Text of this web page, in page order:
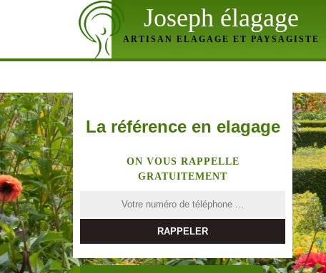
Joseph élagage
ARTISAN ELAGAGE ET PAYSAGISTE
La référence en elagage
ON VOUS RAPPELLE
GRATUITEMENT